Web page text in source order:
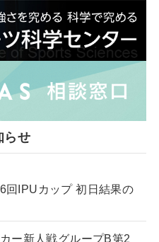
らせ
回IPUカップ 初日結果の
ー新人戦グループB第2